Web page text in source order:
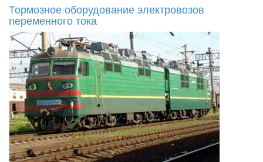
Тормозное оборудование электровозов
переменного тока